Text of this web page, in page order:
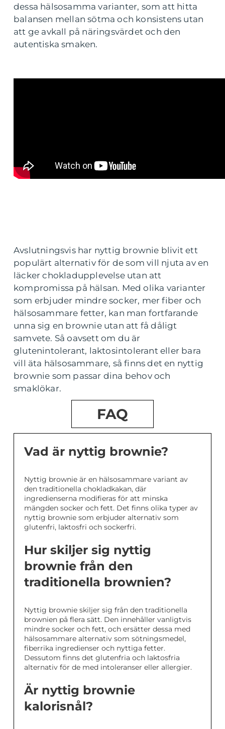
dessa hälsosamma varianter, som att hitta
balansen mellan sötma och konsistens utan
att ge avkall på näringsvärdet och den
autentiska smaken.
Avslutningsvis har nyttig brownie blivit ett
populärt alternativ för de som vill njuta av en
läcker chokladupplevelse utan att
kompromissa på hälsan. Med olika varianter
som erbjuder mindre socker, mer fiber och
hälsosammare fetter, kan man fortfarande
unna sig en brownie utan att få dåligt
samvete. Så oavsett om du är
glutenintolerant, laktosintolerant eller bara
vill äta hälsosammare, så finns det en nyttig
brownie som passar dina behov och
smaklökar.
FAQ
Vad är nyttig brownie?
Nyttig brownie är en hälsosammare variant av
den traditionella chokladkakan, där
ingredienserna modifieras för att minska
mängden socker och fett. Det finns olika typer av
nyttig brownie som erbjuder alternativ som
glutenfri, laktosfri och sockerfri.
Hur skiljer sig nyttig
brownie från den
traditionella brownien?
Nyttig brownie skiljer sig från den traditionella
brownien på flera sätt. Den innehåller vanligtvis
mindre socker och fett, och ersätter dessa med
hälsosammare alternativ som sötningsmedel,
fiberrika ingredienser och nyttiga fetter.
Dessutom finns det glutenfria och laktosfria
alternativ för de med intoleranser eller allergier.
Är nyttig brownie
kalorisnål?